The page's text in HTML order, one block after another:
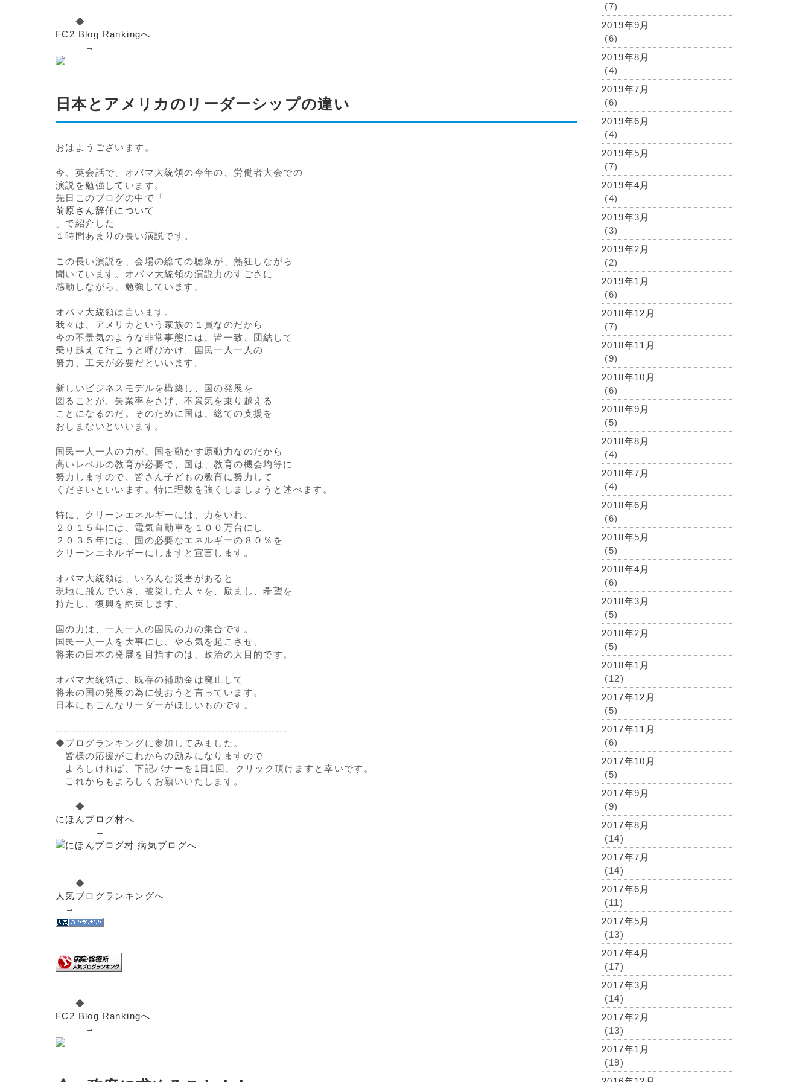
◆
FC2 Blog Rankingへ
→
日本とアメリカのリーダーシップの違い
おはようございます。
今、英会話で、オバマ大統領の今年の、労働者大会での
演説を勉強しています。
先日このブログの中で「
前原さん辞任について
」で紹介した
１時間あまりの長い演説です。
この長い演説を、会場の総ての聴衆が、熱狂しながら
聞いています。オバマ大統領の演説力のすごさに
感動しながら、勉強しています。
オバマ大統領は言います。
我々は、アメリカという家族の１員なのだから
今の不景気のような非常事態には、皆一致、団結して
乗り越えて行こうと呼びかけ、国民一人一人の
努力、工夫が必要だといいます。
新しいビジネスモデルを構築し、国の発展を
図ることが、失業率をさげ、不景気を乗り越える
ことになるのだ。そのために国は、総ての支援を
おしまないといいます。
国民一人一人の力が、国を動かす原動力なのだから
高いレベルの教育が必要で、国は、教育の機会均等に
努力しますので、皆さん子どもの教育に努力して
くださいといいます。特に理数を強くしましょうと述べます。
特に、クリーンエネルギーには、力をいれ、
２０１５年には、電気自動車を１００万台にし
２０３５年には、国の必要なエネルギーの８０％を
クリーンエネルギーにしますと宣言します。
オバマ大統領は、いろんな災害があると
現地に飛んでいき、被災した人々を、励まし、希望を
持たし、復興を約束します。
国の力は、一人一人の国民の力の集合です。
国民一人一人を大事にし、やる気を起こさせ、
将来の日本の発展を目指すのは、政治の大目的です。
オバマ大統領は、既存の補助金は廃止して
将来の国の発展の為に使おうと言っています。
日本にもこんなリーダーがほしいものです。
------------------------------------------------------------
◆ブログランキングに参加してみました。
皆様の応援がこれからの励みになりますので
よろしければ、下記バナーを1日1回、クリック頂けますと幸いです。
これからもよろしくお願いいたします。
◆
にほんブログ村へ
→
◆
人気ブログランキングへ
→
◆
FC2 Blog Rankingへ
→
(7)
2019年9月
(6)
2019年8月
(4)
2019年7月
(6)
2019年6月
(4)
2019年5月
(7)
2019年4月
(4)
2019年3月
(3)
2019年2月
(2)
2019年1月
(6)
2018年12月
(7)
2018年11月
(9)
2018年10月
(6)
2018年9月
(5)
2018年8月
(4)
2018年7月
(4)
2018年6月
(6)
2018年5月
(5)
2018年4月
(6)
2018年3月
(5)
2018年2月
(5)
2018年1月
(12)
2017年12月
(5)
2017年11月
(6)
2017年10月
(5)
2017年9月
(9)
2017年8月
(14)
2017年7月
(14)
2017年6月
(11)
2017年5月
(13)
2017年4月
(17)
2017年3月
(14)
2017年2月
(13)
2017年1月
(19)